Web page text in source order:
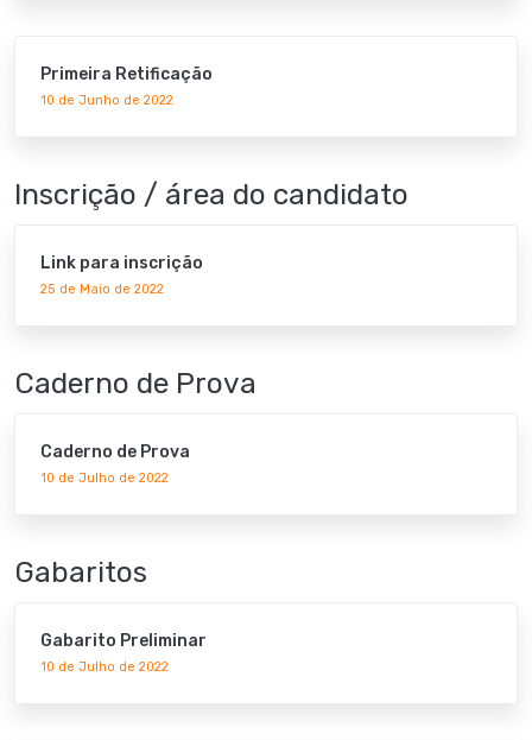
Primeira Retificação
10 de Junho de 2022
Inscrição / área do candidato
Link para inscrição
25 de Maio de 2022
Caderno de Prova
Caderno de Prova
10 de Julho de 2022
Gabaritos
Gabarito Preliminar
10 de Julho de 2022